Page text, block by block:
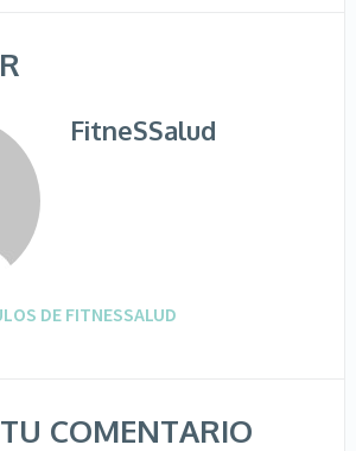
FitneSSalud
DE FITNESSALUD
COMENTARIO